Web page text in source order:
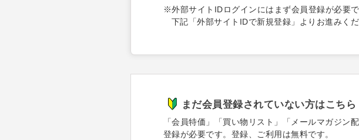
※外部サイトIDログインにはまず会員登録が必要で
下記「外部サイトIDで新規登録」よりお進みくだ
まだ会員登録されていない方はこちら
「会員特価」「買い物リスト」「メールマガジン
登録が必要です。登録、ご利用は無料です。